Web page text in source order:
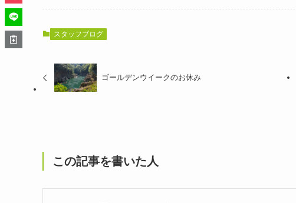
スタッフブログ
ゴールデンウイークのお休み
この記事を書いた人